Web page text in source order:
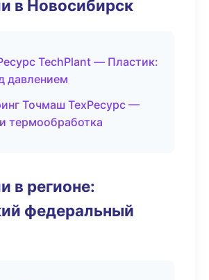
в Новосибирск
TechPlant — Пластик:
давлением
Точмаш ТехРесурс —
термообработка
в регионе:
федеральный